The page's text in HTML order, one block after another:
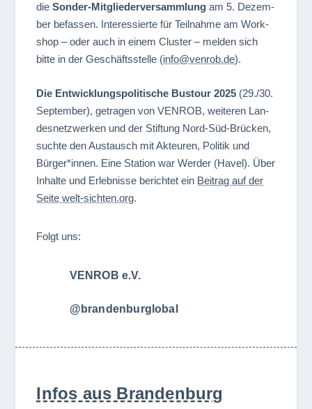
dieSon­der-Mit­glie­der­ver­samm­lung am 5. Dezem­
ber befas­sen. Inter­es­sierte für Teil­nahme am Work­
shop – oder auch in einem Clus­ter – mel­den sich
bitte in der Geschäfts­stelle (info@venrob.de).
Die Ent­wick­lungs­po­li­ti­sche Bus­tour 2025 (29./30.
Sep­tem­ber), getra­gen von VENROB, wei­te­ren Lan­
des­netz­wer­ken und der Stif­tung Nord-Süd-Brü­cken,
suchte den Aus­tausch mit Akteu­ren, Poli­tik und
Bürger*innen. Eine Sta­tion war Wer­der (Havel). Über
Inhalte und Erleb­nisse berich­tet ein Bei­trag auf der
Seite welt​-sich​ten​.org.
Folgt uns:
VENROB e.V.
@brandenburglobal
Infos aus Brandenburg